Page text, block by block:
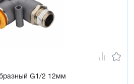
G1/2 12мм